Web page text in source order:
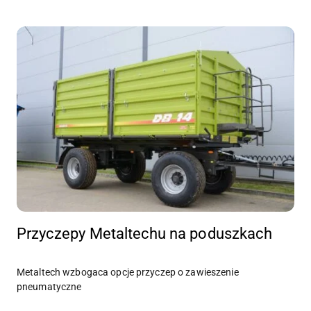
Przyczepy Metaltechu na poduszkach
Metaltech wzbogaca opcje przyczep o zawieszenie
pneumatyczne